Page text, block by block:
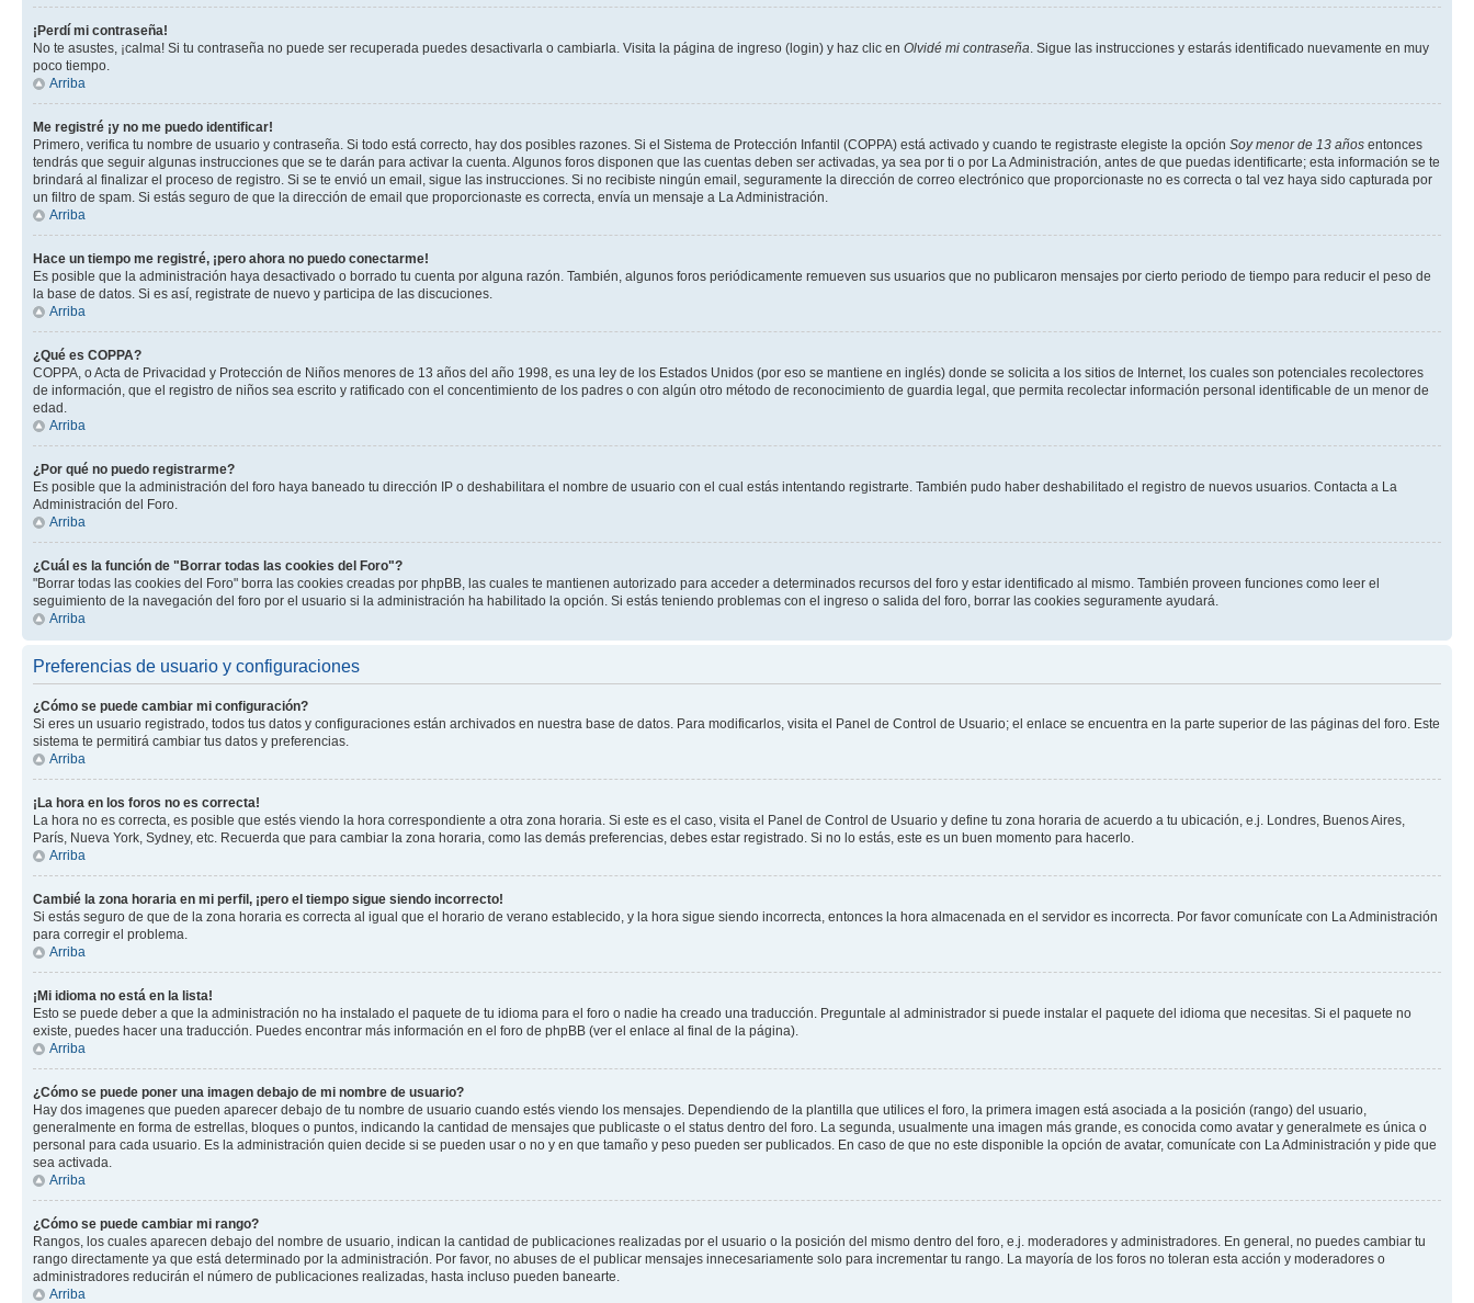
¡Perdí mi contraseña!
No te asustes, ¡calma! Si tu contraseña no puede ser recuperada puedes desactivarla o cambiarla. Visita la página de ingreso (login) y haz clic en Olvidé mi contraseña . Sigue las instrucciones y estarás identificado nuevamente en muy
poco tiempo.
Arriba
Me registré ¡y no me puedo identificar!
Primero, verifica tu nombre de usuario y contraseña. Si todo está correcto, hay dos posibles razones. Si el Sistema de Protección Infantil (COPPA) está activado y cuando te registraste elegiste la opción Soy menor de 13 años entonces
tendrás que seguir algunas instrucciones que se te darán para activar la cuenta. Algunos foros disponen que las cuentas deben ser activadas, ya sea por ti o por La Administración, antes de que puedas identificarte; esta información se te
brindará al finalizar el proceso de registro. Si se te envió un email, sigue las instrucciones. Si no recibiste ningún email, seguramente la dirección de correo electrónico que proporcionaste no es correcta o tal vez haya sido capturada por
un filtro de spam. Si estás seguro de que la dirección de email que proporcionaste es correcta, envía un mensaje a La Administración.
Arriba
Hace un tiempo me registré, ¡pero ahora no puedo conectarme!
Es posible que la administración haya desactivado o borrado tu cuenta por alguna razón. También, algunos foros periódicamente remueven sus usuarios que no publicaron mensajes por cierto periodo de tiempo para reducir el peso de
la base de datos. Si es así, registrate de nuevo y participa de las discuciones.
Arriba
¿Qué es COPPA?
COPPA, o Acta de Privacidad y Protección de Niños menores de 13 años del año 1998, es una ley de los Estados Unidos (por eso se mantiene en inglés) donde se solicita a los sitios de Internet, los cuales son potenciales recolectores
de información, que el registro de niños sea escrito y ratificado con el concentimiento de los padres o con algún otro método de reconocimiento de guardia legal, que permita recolectar información personal identificable de un menor de
edad.
Arriba
¿Por qué no puedo registrarme?
Es posible que la administración del foro haya baneado tu dirección IP o deshabilitara el nombre de usuario con el cual estás intentando registrarte. También pudo haber deshabilitado el registro de nuevos usuarios. Contacta a La
Administración del Foro.
Arriba
¿Cuál es la función de "Borrar todas las cookies del Foro"?
"Borrar todas las cookies del Foro" borra las cookies creadas por phpBB, las cuales te mantienen autorizado para acceder a determinados recursos del foro y estar identificado al mismo. También proveen funciones como leer el
seguimiento de la navegación del foro por el usuario si la administración ha habilitado la opción. Si estás teniendo problemas con el ingreso o salida del foro, borrar las cookies seguramente ayudará.
Arriba
Preferencias de usuario y configuraciones
¿Cómo se puede cambiar mi configuración?
Si eres un usuario registrado, todos tus datos y configuraciones están archivados en nuestra base de datos. Para modificarlos, visita el Panel de Control de Usuario; el enlace se encuentra en la parte superior de las páginas del foro. Este
sistema te permitirá cambiar tus datos y preferencias.
Arriba
¡La hora en los foros no es correcta!
La hora no es correcta, es posible que estés viendo la hora correspondiente a otra zona horaria. Si este es el caso, visita el Panel de Control de Usuario y define tu zona horaria de acuerdo a tu ubicación, e.j. Londres, Buenos Aires,
París, Nueva York, Sydney, etc. Recuerda que para cambiar la zona horaria, como las demás preferencias, debes estar registrado. Si no lo estás, este es un buen momento para hacerlo.
Arriba
Cambié la zona horaria en mi perfil, ¡pero el tiempo sigue siendo incorrecto!
Si estás seguro de que de la zona horaria es correcta al igual que el horario de verano establecido, y la hora sigue siendo incorrecta, entonces la hora almacenada en el servidor es incorrecta. Por favor comunícate con La Administración
para corregir el problema.
Arriba
¡Mi idioma no está en la lista!
Esto se puede deber a que la administración no ha instalado el paquete de tu idioma para el foro o nadie ha creado una traducción. Preguntale al administrador si puede instalar el paquete del idioma que necesitas. Si el paquete no
existe, puedes hacer una traducción. Puedes encontrar más información en el foro de phpBB (ver el enlace al final de la página).
Arriba
¿Cómo se puede poner una imagen debajo de mi nombre de usuario?
Hay dos imagenes que pueden aparecer debajo de tu nombre de usuario cuando estés viendo los mensajes. Dependiendo de la plantilla que utilices el foro, la primera imagen está asociada a la posición (rango) del usuario,
generalmente en forma de estrellas, bloques o puntos, indicando la cantidad de mensajes que publicaste o el status dentro del foro. La segunda, usualmente una imagen más grande, es conocida como avatar y generalmete es única o
personal para cada usuario. Es la administración quien decide si se pueden usar o no y en que tamaño y peso pueden ser publicados. En caso de que no este disponible la opción de avatar, comunícate con La Administración y pide que
sea activada.
Arriba
¿Cómo se puede cambiar mi rango?
Rangos, los cuales aparecen debajo del nombre de usuario, indican la cantidad de publicaciones realizadas por el usuario o la posición del mismo dentro del foro, e.j. moderadores y administradores. En general, no puedes cambiar tu
rango directamente ya que está determinado por la administración. Por favor, no abuses de el publicar mensajes innecesariamente solo para incrementar tu rango. La mayoría de los foros no toleran esta acción y moderadores o
administradores reducirán el número de publicaciones realizadas, hasta incluso pueden banearte.
Arriba